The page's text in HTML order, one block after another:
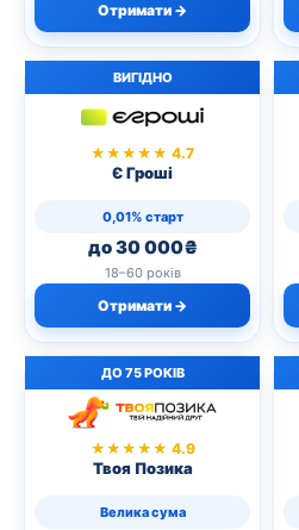
Отримати →
ВИГІДНО
★★★★★ 4.7
Є Гроші
0,01% старт
до 30 000₴
18–60 років
Отримати →
ДО 75 РОКІВ
★★★★★ 4.9
Твоя Позика
Велика сума